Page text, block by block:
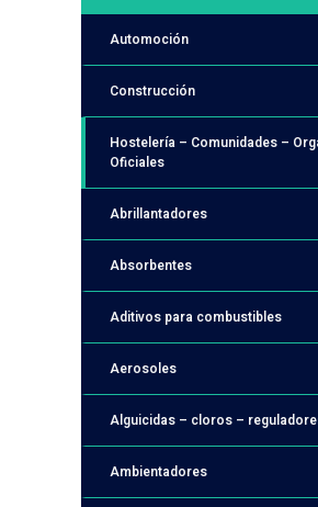
Automoción
Construcción
Hostelería – Comunidades –
Oficiales
Abrillantadores
Absorbentes
Aditivos para combustibles
Aerosoles
Alguicidas – cloros –
Ambientadores